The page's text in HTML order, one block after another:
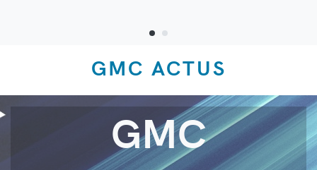
GMC ACTUS
GMC